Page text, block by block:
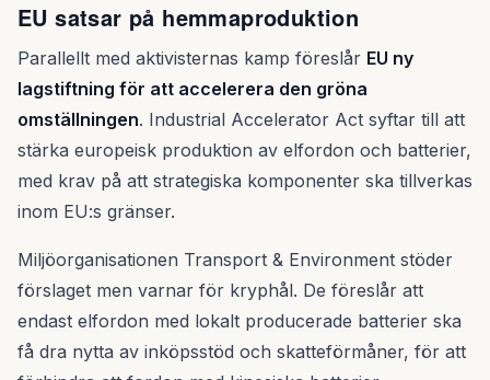
EU satsar på hemmaproduktion
Parallellt med aktivisternas kamp föreslår EU ny
lagstiftning för att accelerera den gröna
omställningen. Industrial Accelerator Act syftar till att
stärka europeisk produktion av elfordon och batterier,
med krav på att strategiska komponenter ska tillverkas
inom EU:s gränser.
Miljöorganisationen Transport & Environment stöder
förslaget men varnar för kryphål. De föreslår att
endast elfordon med lokalt producerade batterier ska
få dra nytta av inköpsstöd och skatteförmåner, för att